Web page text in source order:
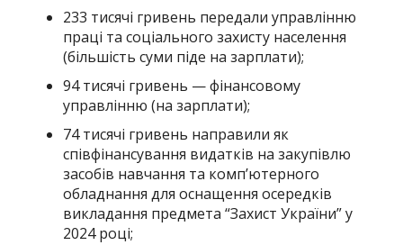
233 тисячі гривень передали управлінню
праці та соціального захисту населення
(більшість суми піде на зарплати);
94 тисячі гривень — фінансовому
управлінню (на зарплати);
74 тисячі гривень направили як
співфінансування видатків на закупівлю
засобів навчання та комп’ютерного
обладнання для оснащення осередків
викладання предмета “Захист України” у
2024 році;